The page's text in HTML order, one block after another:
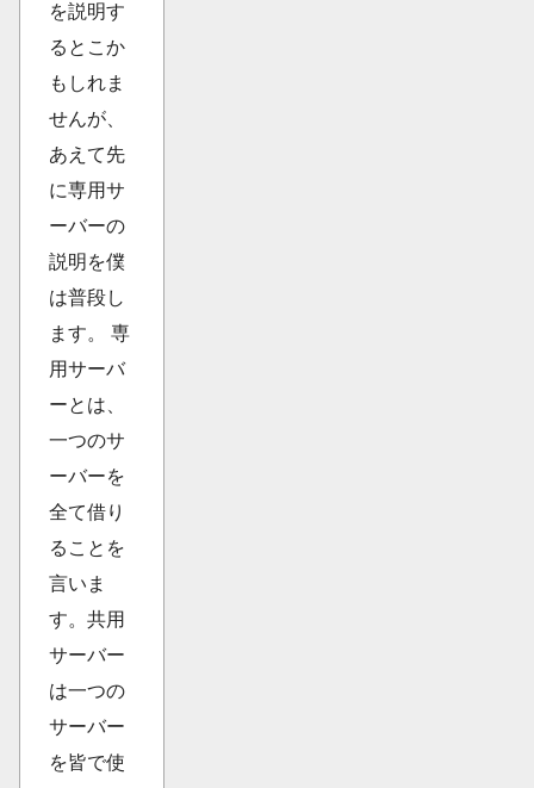
を説明す
るとこか
もしれま
せんが、
あえて先
に専用サ
ーバーの
説明を僕
は普段し
ます。 専
用サーバ
ーとは、
一つのサ
ーバーを
全て借り
ることを
言いま
す。共用
サーバー
は一つの
サーバー
を皆で使